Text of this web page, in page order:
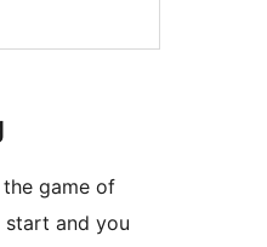
game of
and you